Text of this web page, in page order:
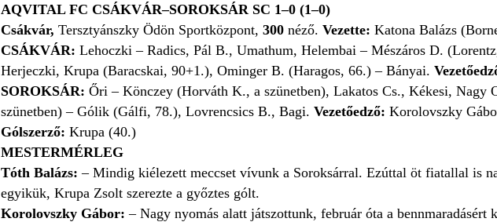
AQVITAL FC CSÁKVÁR–SOROKSÁR SC 1–0 (1–0)
Csákvár, Tersztyánszky Ödön Sportközpont, 300néző. Vezette: Katona Balázs
CSÁKVÁR: Lehoczki – Radics, Pál B., Umathum, Helembai – Mészáros D.
Herjeczki, Krupa (Baracskai, 90+1.), Ominger B. (Haragos, 66.) – Bányai.
SOROKSÁR: Őri – Könczey (Horváth K., a szünetben), Lakatos Cs., Kékesi, Nagy
szünetben) – Gólik (Gálfi, 78.), Lovrencsics B., Bagi. Vezetőedző: Korolovszky
Gólszerző: Krupa (40.)
MESTERMÉRLEG
Tóth Balázs: – Mindig kiélezett meccset vívunk a Soroksárral. Ezúttal öt fiatallal is
egyikük, Krupa Zsolt szerezte a győztes gólt.
Korolovszky Gábor: – Nagy nyomás alatt játszottunk, február óta a